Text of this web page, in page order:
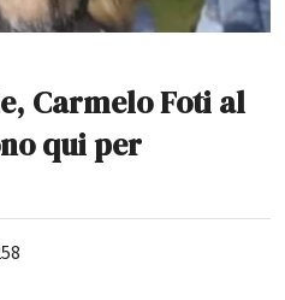
Carmelo Foti al
qui per